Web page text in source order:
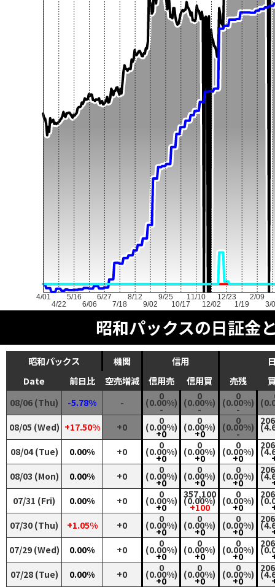
4/01
4/22
5/16
6/06
6/27
7/18
8/12
9/02
9/25
10/17
11/10
12/02
12/23
1/19
2/09
3/
昭和パックスの日証金
昭和パックス 機関 信用
Date
前日比 空売増減 信用売 信用買 売残
08/06 (Thu) -5.78% -
0
(0.00%)
-
0
(0.00%)
-
0
(0.00%)
-
08/05 (Wed) +17.50% +0
0
(0.00%)
+0
0
(0.00%)
+0
0
(0.00%)
-
08/04 (Tue)
0.00% +0
0
(0.00%)
+0
0
(0.00%)
+0
0
(0.00%)
+0
08/03 (Mon)
0.00% +0
0
(0.00%)
+0
0
(0.00%)
+0
0
(0.00%)
+0
07/31 (Fri)
0.00% +0
0
(0.00%)
+0
357,100
(0.00%)
+100
0
(0.00%)
+0
07/30 (Thu)
+1.05% +0
0
(0.00%)
+0
0
(0.00%)
+0
0
(0.00%)
+0
07/29 (Wed)
0.00% +0
0
(0.00%)
+0
0
(0.00%)
+0
0
(0.00%)
+0
07/28 (Tue)
0.00% +0
0
(0.00%)
+0
0
(0.00%)
+0
0
(0.00%)
+0